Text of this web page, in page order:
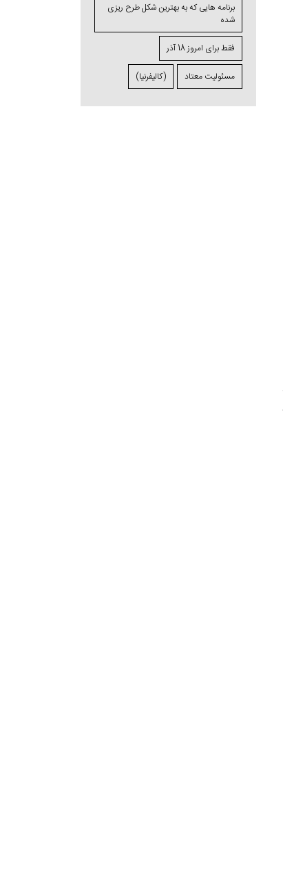
برنامه ⁯هایی که به بهترین شکل طرح ⁯ریزی
⁯شده
فقط برای امروز 18 آذر
مسئولیت معتاد (کالیفرنیا)